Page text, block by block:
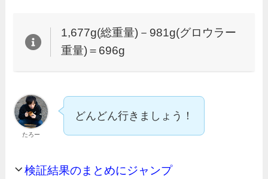
1,677g(総重量)－981g(グロウラー
重量)＝696g
たろー
どんどん行きましょう！
検証結果のまとめにジャンプ